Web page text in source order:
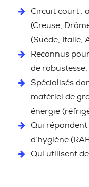
Circuit court :
(Creuse,
(Suède, Italie,
Reconnus
de
Spécialisés
matériel de
énergie
Qui répondent
d’hygiène
Qui utilisent